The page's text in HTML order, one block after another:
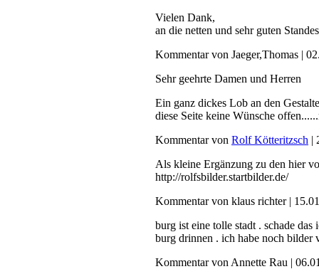
Vielen Dank,
an die netten und sehr guten
Kommentar von Jaeger,Thomas |
Sehr geehrte Damen und Herren
Ein ganz dickes Lob an den
diese Seite keine Wünsche
Kommentar von Rolf Kötteritzsch |
Als kleine Ergänzung zu den hier
http://rolfsbilder.startbilder.de/
Kommentar von klaus richter |
burg ist eine tolle stadt . schade
burg drinnen . ich habe noch bilder
Kommentar von Annette Rau |